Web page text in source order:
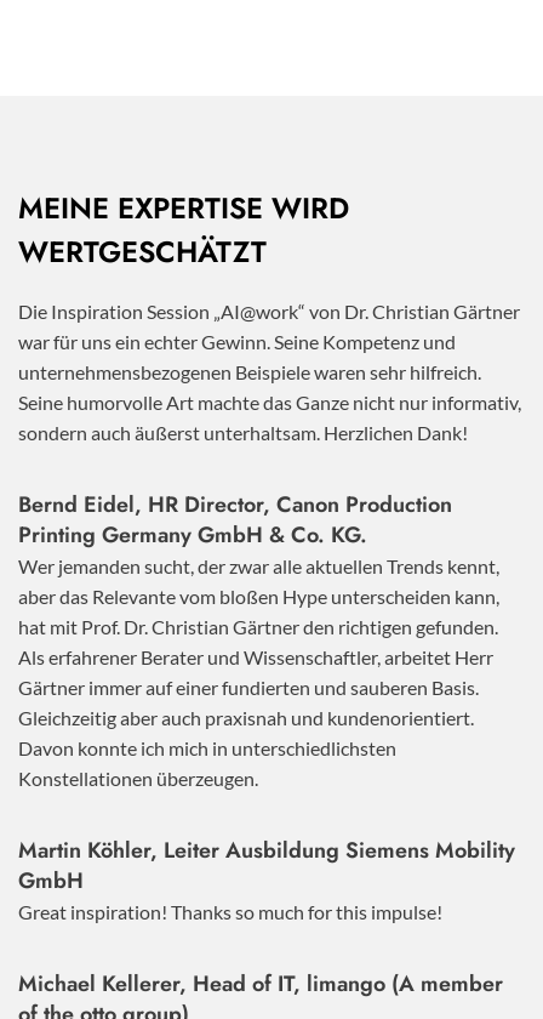
MEINE EXPERTISE WIRD
WERTGESCHÄTZT
Die Inspiration Session „AI@work“ von Dr. Christian Gärtner
war für uns ein echter Gewinn. Seine Kompetenz und
unternehmensbezogenen Beispiele waren sehr hilfreich.
Seine humorvolle Art machte das Ganze nicht nur informativ,
sondern auch äußerst unterhaltsam. Herzlichen Dank!
Bernd Eidel, HR Director, Canon Production
Printing Germany GmbH & Co. KG.
Wer jemanden sucht, der zwar alle aktuellen Trends kennt,
aber das Relevante vom bloßen Hype unterscheiden kann,
hat mit Prof. Dr. Christian Gärtner den richtigen gefunden.
Als erfahrener Berater und Wissenschaftler, arbeitet Herr
Gärtner immer auf einer fundierten und sauberen Basis.
Gleichzeitig aber auch praxisnah und kundenorientiert.
Davon konnte ich mich in unterschiedlichsten
Konstellationen überzeugen.
Martin Köhler, Leiter Ausbildung Siemens Mobility
GmbH
Great inspiration! Thanks so much for this impulse!
Michael Kellerer, Head of IT, limango (A member